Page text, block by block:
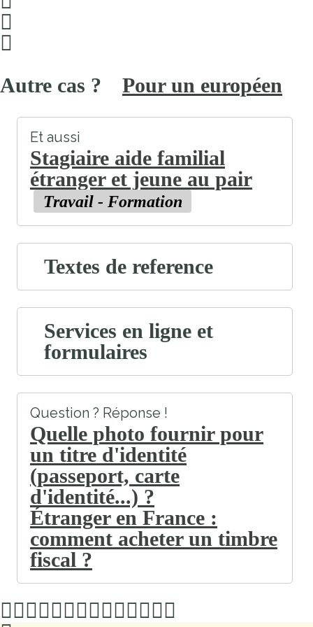
Pour un européen
Et aussi
Stagiaire aide familial
étranger et jeune au pair
Travail - Formation
Textes de reference
Services en ligne et
formulaires
Question ? Réponse !
Quelle photo fournir pour
un titre d'identité
(passeport, carte
d'identité...) ?
Étranger en France :
comment acheter un timbre
fiscal ?